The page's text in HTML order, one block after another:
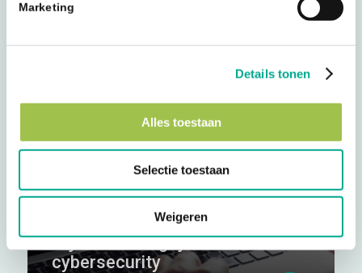
Marketing
Details tonen
Alles toestaan
Selectie toestaan
Weigeren
Blog
Security Awareness: de mens
blijft de belangrijkste schakel in
cybersecurity